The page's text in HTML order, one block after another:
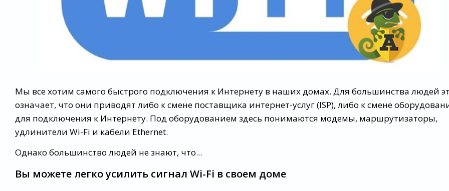
Мы все хотим самого быстрого подключения к Интернету в наших домах. Для большинства людей
означает, что они приводят либо к смене поставщика интернет-услуг (ISP), либо к смене
для подключения к Интернету. Под оборудованием здесь понимаются модемы, маршрутизаторы,
удлинители Wi-Fi и кабели Ethernet.
Однако большинство людей не знают, что...
Вы можете легко усилить сигнал Wi-Fi в своем доме